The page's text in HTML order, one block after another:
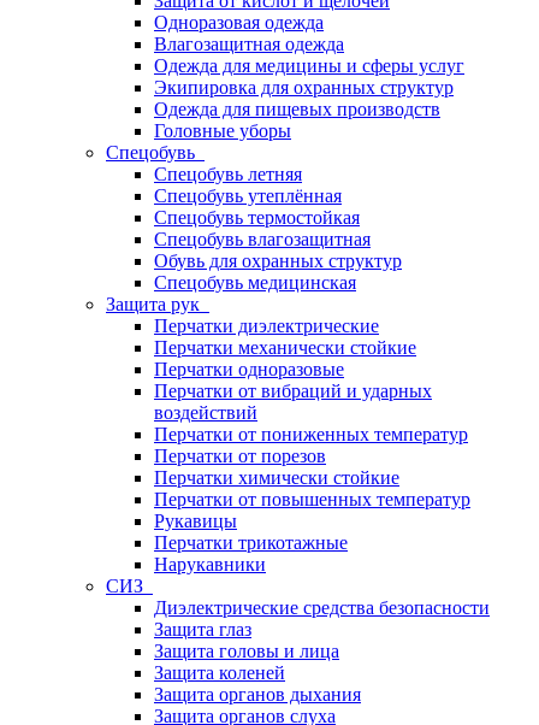
Одноразовая одежда
Влагозащитная одежда
Одежда для медицины и сферы услуг
Экипировка для охранных структур
Одежда для пищевых производств
Головные уборы
Спецобувь
Спецобувь летняя
Спецобувь утеплённая
Спецобувь термостойкая
Спецобувь влагозащитная
Обувь для охранных структур
Спецобувь медицинская
Защита рук
Перчатки диэлектрические
Перчатки механически стойкие
Перчатки одноразовые
Перчатки от вибраций и ударных
воздействий
Перчатки от пониженных температур
Перчатки от порезов
Перчатки химически стойкие
Перчатки от повышенных температур
Рукавицы
Перчатки трикотажные
Нарукавники
СИЗ
Диэлектрические средства безопасности
Защита глаз
Защита головы и лица
Защита коленей
Защита органов дыхания
Защита органов слуха